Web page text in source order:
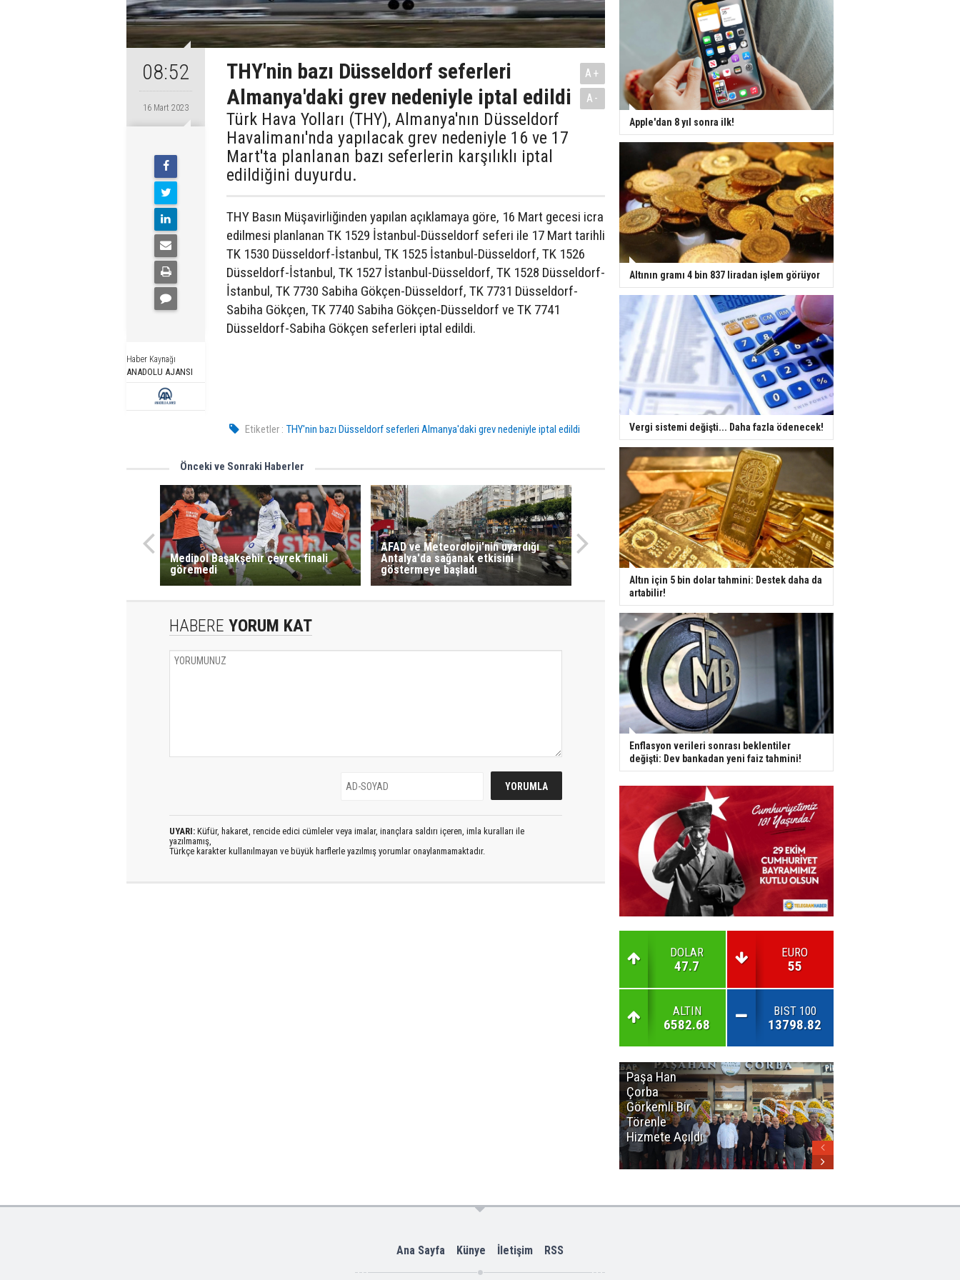
08:52
16 Mart 2023
Haber Kaynağı
ANADOLU AJANSI
THY'nin bazı Düsseldorf seferleri
Almanya'daki grev nedeniyle iptal edildi
Türk Hava Yolları (THY), Almanya'nın Düsseldorf
Havalimanı'nda yapılacak grev nedeniyle 16 ve 17
Mart'ta planlanan bazı seferlerin karşılıklı iptal
edildiğini duyurdu.
A+
A-
THY Basın Müşavirliğinden yapılan açıklamaya göre, 16 Mart gecesi icra
edilmesi planlanan TK 1529 İstanbul-Düsseldorf seferi ile 17 Mart tarihli
TK 1530 Düsseldorf-İstanbul, TK 1525 İstanbul-Düsseldorf, TK 1526
Düsseldorf-İstanbul, TK 1527 İstanbul-Düsseldorf, TK 1528 Düsseldorf-
İstanbul, TK 7730 Sabiha Gökçen-Düsseldorf, TK 7731 Düsseldorf-
Sabiha Gökçen, TK 7740 Sabiha Gökçen-Düsseldorf ve TK 7741
Düsseldorf-Sabiha Gökçen seferleri iptal edildi.
Etiketler : THY'nin bazı Düsseldorf seferleri Almanya'daki grev nedeniyle iptal edildi
Önceki ve Sonraki Haberler
Medipol Başakşehir çeyrek finali
göremedi
AFAD ve Meteoroloji'nin uyardığı
Antalya'da sağanak etkisini
göstermeye başladı
HABERE YORUM KAT
UYARI: Küfür, hakaret, rencide edici cümleler veya imalar, inançlara saldırı içeren, imla kuralları ile
yazılmamış,
Türkçe karakter kullanılmayan ve büyük harflerle yazılmış yorumlar onaylanmamaktadır.
Apple'dan 8 yıl sonra ilk!
Altının gramı 4 bin 837 liradan işlem görüyor
Vergi sistemi değişti... Daha fazla ödenecek!
Altın için 5 bin dolar tahmini: Destek daha da
artabilir!
Enflasyon verileri sonrası beklentiler
değişti: Dev bankadan yeni faiz tahmini!
DOLAR
47.7
EURO
55
ALTIN
6582.68
BIST 100
13798.82
Paşa Han
Çorba
Görkemli Bir
Törenle
Hizmete Açıldı
Ana Sayfa Künye İletişim RSS